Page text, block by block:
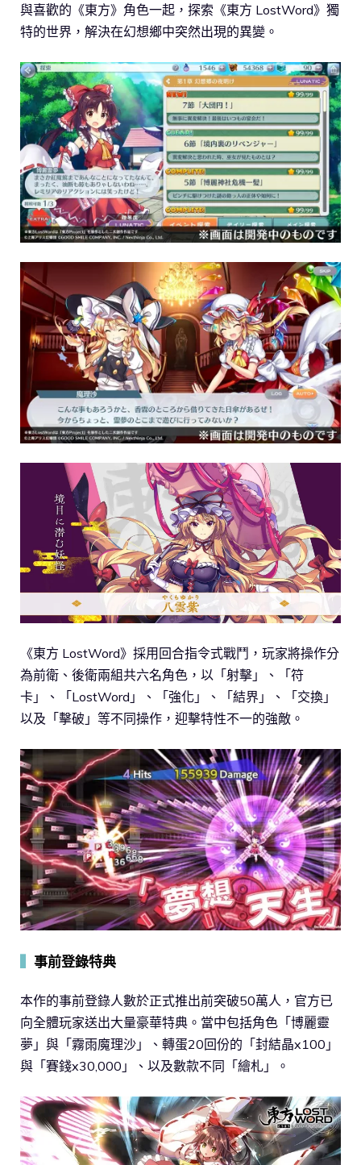
與喜歡的《東方》角色一起，探索《東方 LostWord》獨
特的世界，解決在幻想鄉中突然出現的異變。
《東方 LostWord》採用回合指令式戰鬥，玩家將操作分
為前衛、後衛兩組共六名角色，以「射擊」、「符
卡」、「LostWord」、「強化」、「結界」、「交換」
以及「擊破」等不同操作，迎擊特性不一的強敵。
事前登錄特典
本作的事前登錄人數於正式推出前突破50萬人，官方已
向全體玩家送出大量豪華特典。當中包括角色「博麗靈
夢」與「霧雨魔理沙」、轉蛋20回份的「封結晶x100」
與「賽錢x30,000」、以及數款不同「繪札」。